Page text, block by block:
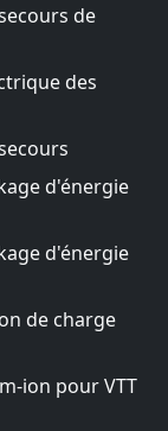
de
des
d'énergie
d'énergie
de charge
ion pour VTT